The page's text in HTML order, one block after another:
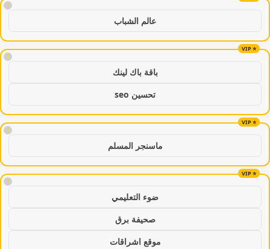
!
عالم الشباب
!
باقة باك لينك
تحسين seo
!
ماسنجر المسلم
!
ضوء التعليمي
صحيفة برق
موقع اشراقات